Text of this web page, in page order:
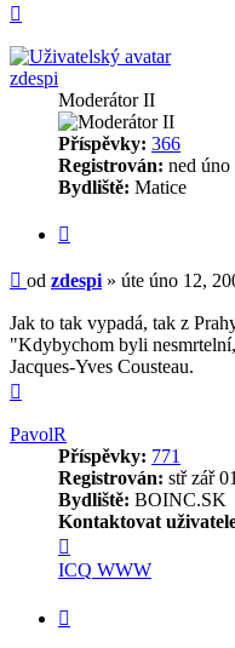
zdespi
Moderátor II
Příspěvky: 366
Registrován: ned
Bydliště: Matice
Příspěvek
od zdespi» úte úno 12,
Jak to tak vypadá, tak z
"Kdybychom byli
Jacques-Yves Cousteau.
PavolR
Příspěvky: 771
Registrován: stř zář
Bydliště: BOINC.SK
Kontaktovat
uživatele
PavolR
ICQ WWW